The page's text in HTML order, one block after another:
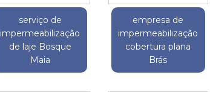
serviço de
impermeabilização
de laje Bosque
Maia
empresa de
impermeabilização
cobertura plana
Brás